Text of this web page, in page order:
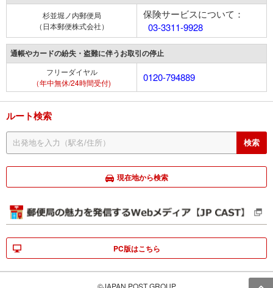
杉並堀ノ内郵便局
（日本郵便株式会社）
保険サービスについて：
03-3311-9928
通帳やカードの紛失・盗難に伴うお取引の停止
フリーダイヤル
（年中無休/24時間受付)
0120-794889
ルート検索
現在地から検索
PC版はこちら